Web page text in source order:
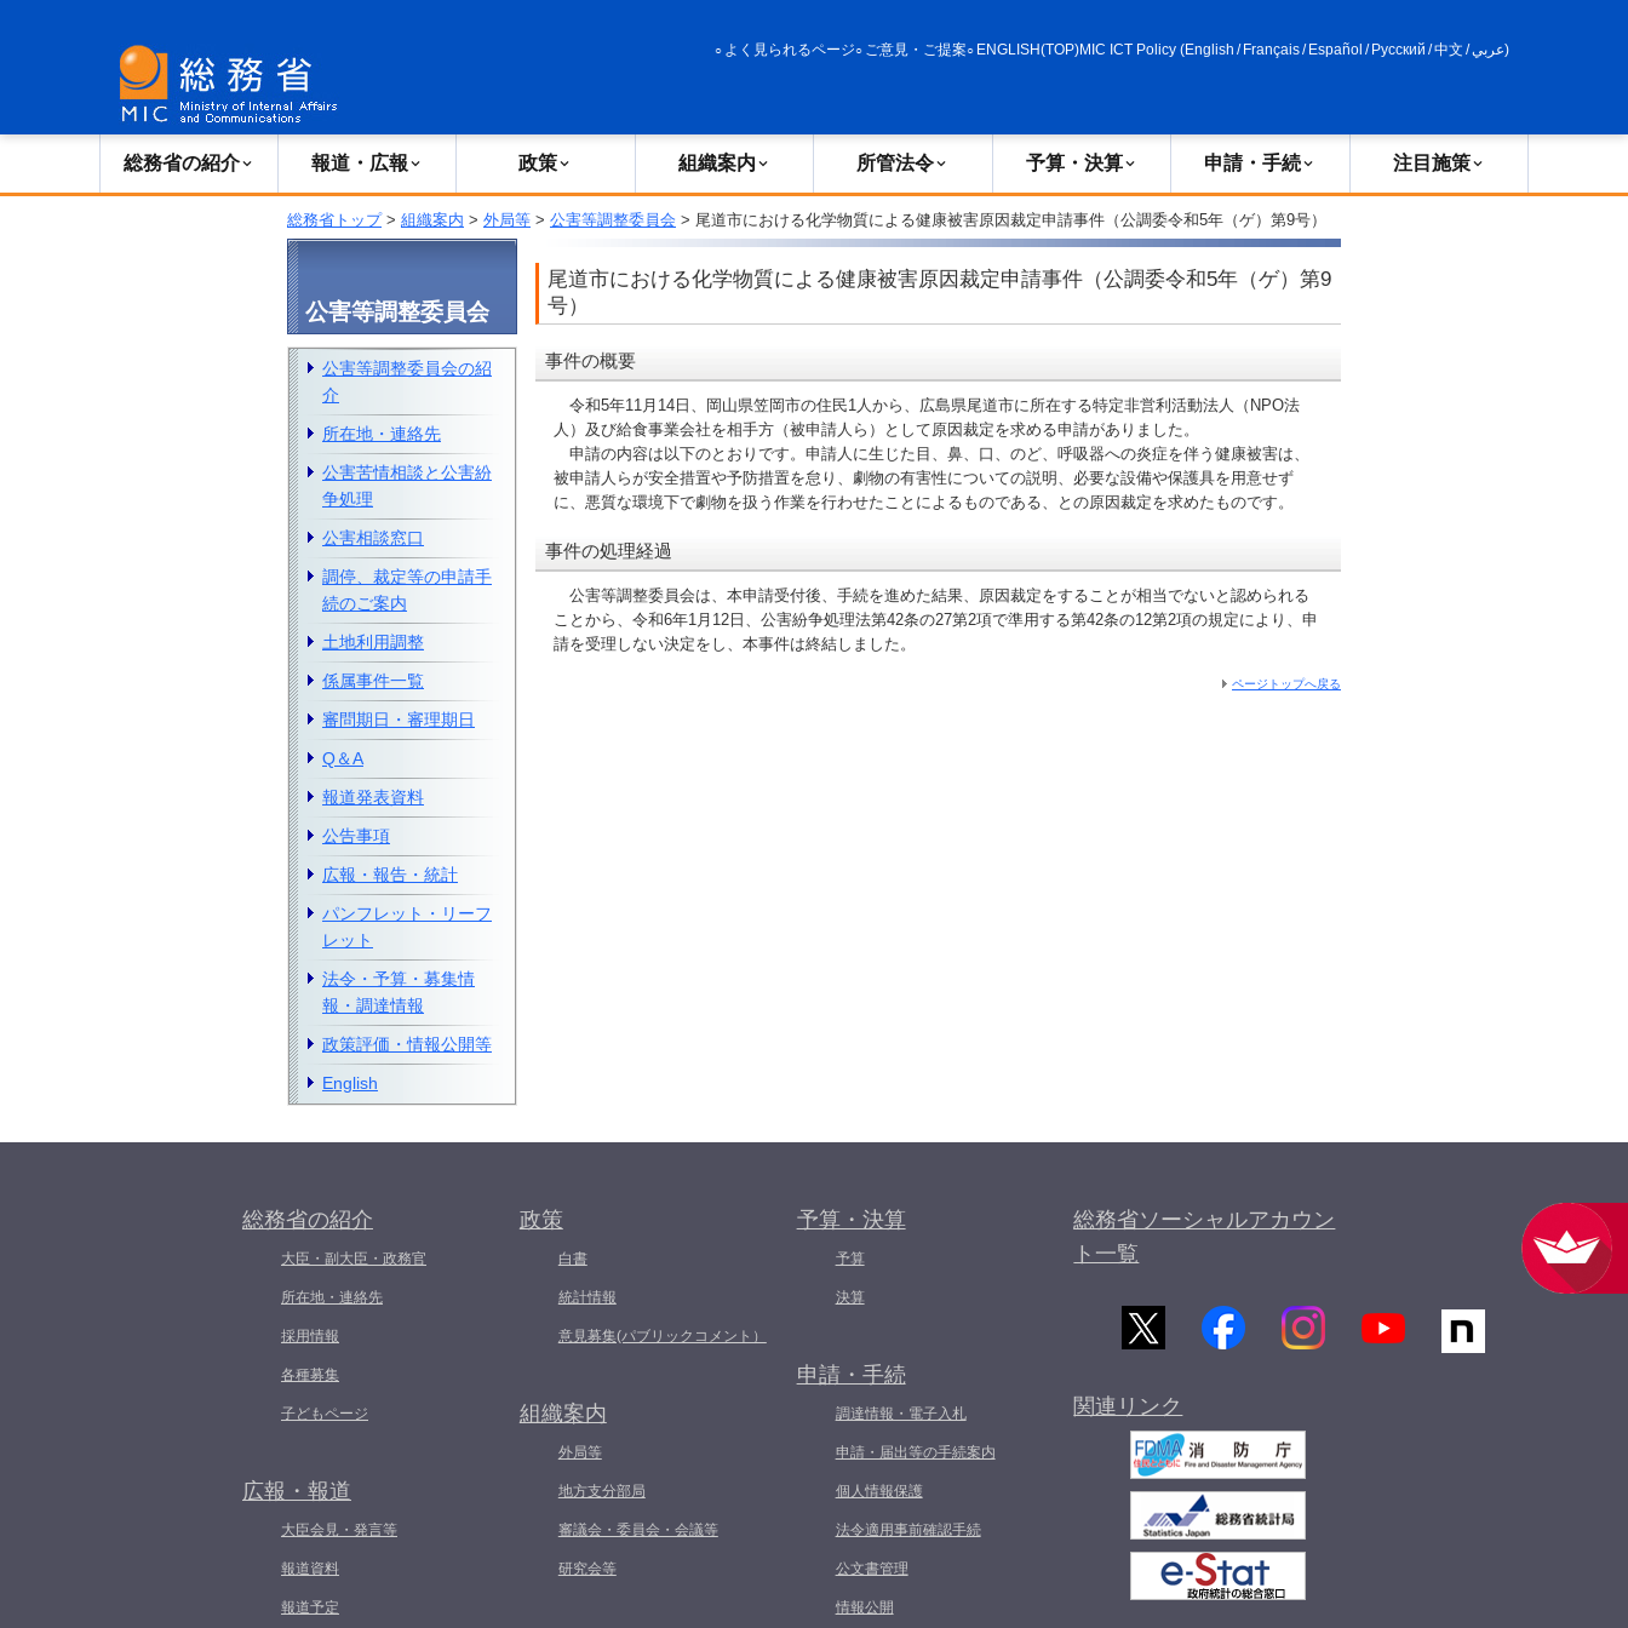
よく見られるページ ご意見・ご提案 ENGLISH(TOP)MIC ICT Policy (English / Français/ Español / Русский /中文 /عربي)
総務省の紹介 報道・広報 政策 組織案内 所管法令 予算・決算 申請・手続 注目施策
総務省トップ> 組織案内 > 外局等 > 公害等調整委員会 > 尾道市における化学物質による健康被害原因裁定申請事件（公調委令和5年（ゲ）第9号）
尾道市における化学物質による健康被害原因裁定申請事件（公調委令和5年（ゲ）第9
号）
事件の概要
令和5年11月14日、岡山県笠岡市の住民1人から、広島県尾道市に所在する特定非営利活動法人（NPO法
人）及び給食事業会社を相手方（被申請人ら）として原因裁定を求める申請がありました。
申請の内容は以下のとおりです。申請人に生じた目、鼻、口、のど、呼吸器への炎症を伴う健康被害は、
被申請人らが安全措置や予防措置を怠り、劇物の有害性についての説明、必要な設備や保護具を用意せず
に、悪質な環境下で劇物を扱う作業を行わせたことによるものである、との原因裁定を求めたものです。
事件の処理経過
公害等調整委員会は、本申請受付後、手続を進めた結果、原因裁定をすることが相当でないと認められる
ことから、令和6年1月12日、公害紛争処理法第42条の27第2項で準用する第42条の12第2項の規定により、申
請を受理しない決定をし、本事件は終結しました。
ページトップへ戻る
公害等調整委員会
公害等調整委員会の紹
介
所在地・連絡先
公害苦情相談と公害紛
争処理
公害相談窓口
調停、裁定等の申請手
続のご案内
土地利用調整
係属事件一覧
審問期日・審理期日
Q＆A
報道発表資料
公告事項
広報・報告・統計
パンフレット・リーフ
レット
法令・予算・募集情
報・調達情報
政策評価・情報公開等
English
総務省の紹介
大臣・副大臣・政務官
所在地・連絡先
採用情報
各種募集
子どもページ
広報・報道
大臣会見・発言等
報道資料
報道予定
政策
白書
統計情報
意見募集(パブリックコメント）
組織案内
外局等
地方支分部局
審議会・委員会・会議等
研究会等
予算・決算
予算
決算
申請・手続
調達情報・電子入札
申請・届出等の手続案内
個人情報保護
法令適用事前確認手続
公文書管理
情報公開
総務省ソーシャルアカウン
ト一覧
関連リンク